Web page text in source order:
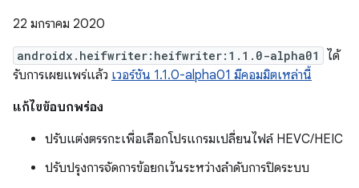
22 มกราคม 2020
androidx.heifwriter:heifwriter:1.1.0-alpha01
ได้
รับการเผยแพร่แล้ว เวอร์ชัน 1.1.0-alpha01 มีคอมมิตเหล่านี้
แก้ไขข้อบกพร่อง
ปรับแต่งตรรกะเพื่อเลือกโปรแกรมเปลี่ยนไฟล์ HEVC/HEIC
ปรับปรุงการจัดการข้อยกเว้นระหว่างลำดับการปิดระบบ